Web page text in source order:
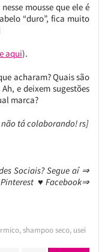
mousse que ele é
“duro”, fica muito
aqui).
acharam? Quais são
e deixem sugestões
marca?
tá colaborando! rs]
Sociais? Segue aí ⇒
♥Facebook⇒
,shampoo seco, usei